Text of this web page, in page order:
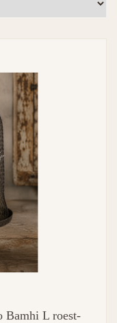
Bamhi L roest-